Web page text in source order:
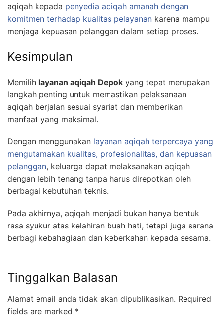
aqiqah kepada penyedia aqiqah amanah dengan
komitmen terhadap kualitas pelayanan karena mampu
menjaga kepuasan pelanggan dalam setiap proses.
Kesimpulan
Memilih layanan aqiqah Depok yang tepat merupakan
langkah penting untuk memastikan pelaksanaan
aqiqah berjalan sesuai syariat dan memberikan
manfaat yang maksimal.
Dengan menggunakan layanan aqiqah terpercaya yang
mengutamakan kualitas, profesionalitas, dan kepuasan
pelanggan, keluarga dapat melaksanakan aqiqah
dengan lebih tenang tanpa harus direpotkan oleh
berbagai kebutuhan teknis.
Pada akhirnya, aqiqah menjadi bukan hanya bentuk
rasa syukur atas kelahiran buah hati, tetapi juga sarana
berbagi kebahagiaan dan keberkahan kepada sesama.
Tinggalkan Balasan
Alamat email anda tidak akan dipublikasikan. Required
fields are marked *